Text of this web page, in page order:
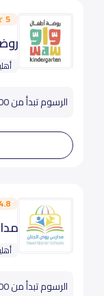
5
الرسوم تبدأ من 36,000
4.8
الرسوم تبدأ من 35,000